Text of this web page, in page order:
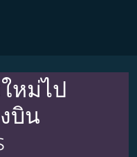
หม่ไป
บิน